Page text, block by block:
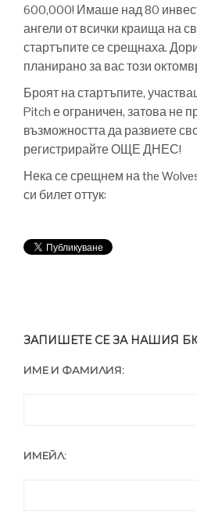
600,000! Имаше над 80
ангели от всички краища на
стартъпите се срещнаха.
планирано за вас този
Броят на стартъпите,
Pitch е ограничен, затова не
възможността да развиете
регистрирайте ОЩЕ ДНЕС!
Нека се срещнем на the
си билет оттук:
ЗАПИШЕТЕ СЕ ЗА НАШИЯ
ИМЕ И ФАМИЛИЯ:
ИМЕЙЛ: